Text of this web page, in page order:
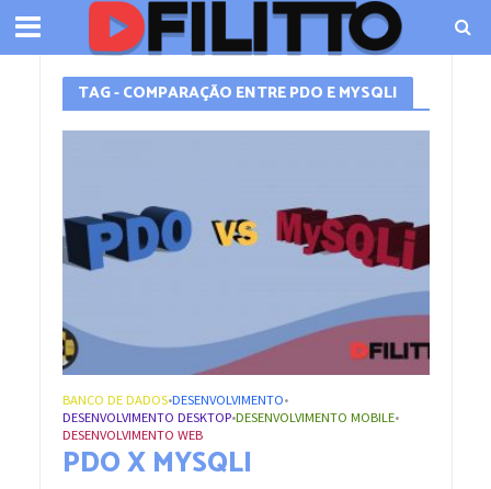
TAG - COMPARAÇÃO ENTRE PDO E MYSQLI
BANCO DE DADOS•DESENVOLVIMENTO•
DESENVOLVIMENTO DESKTOP•DESENVOLVIMENTO MOBILE•
DESENVOLVIMENTO WEB
PDO X MYSQLI